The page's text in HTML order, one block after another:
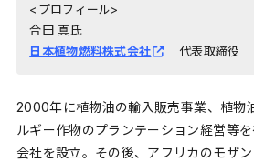
<プロフィール>
合田 真氏
日本植物燃料株式会社
代表取締役
2000年に植物油の輸入販売事業、植物
ルギー作物のプランテーション経営等
会社を設立。その後、アフリカのモザ